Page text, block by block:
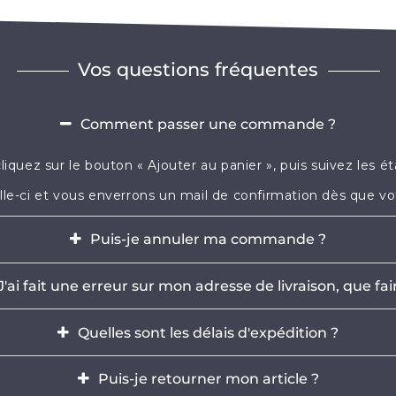
Vos questions fréquentes
Comment passer une commande ?
sur le bouton « Ajouter au panier », puis suivez les
ci et vous enverrons un mail de confirmation dès que
Puis-je annuler ma commande ?
possible d'annuler votre commande dans l'heure qui suit
nous immédiatement un e-mail à
fait une erreur sur mon adresse de livraison, que
heures qui suit votre achat. Si l'adresse indiquée pour
Quelles sont les délais d'expédition ?
24 à 72h (hors week-end et jours fériés) et les délais de
Puis-je retourner mon article ?